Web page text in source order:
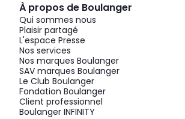
À propos de Boulanger
Qui sommes nous
Plaisir partagé
L'espace Presse
Nos services
Nos marques Boulanger
SAV marques Boulanger
Le Club Boulanger
Fondation Boulanger
Client professionnel
Boulanger INFINITY